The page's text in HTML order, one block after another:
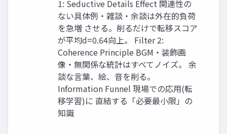
1: Seductive Details Effect 関連性の
ない具体例・雑談・余談は外在的負荷
を急増 させる。削るだけで転移スコア
が平均d=0.64向上。 Filter 2:
Coherence Principle BGM・装飾画
像・無関係な統計はすべてノイズ。 余
談な言葉、絵、音を削る。
Information Funnel 現場での応用(転
移学習)に 直結する「必要最小限」の
知識